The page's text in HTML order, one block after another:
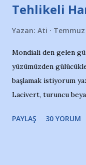
Tehlikeli
Yazan: Ati Temmuz
Mondiali den gelen
yüzümüzden
başlamak istiyorum
Lacivert, turuncu
irkildim..
PAYLAŞ 30 YORUM